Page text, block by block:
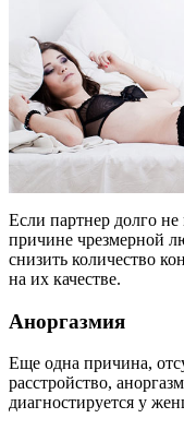
Если партнер долго
причине чрезмерной
снизить количество
на их качестве.
Аноргазмия
Еще одна причина,
расстройство,
диагностируется у